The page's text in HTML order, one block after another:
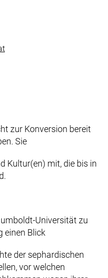
, 1 KB (öffnet neues Fenster)
zur Konversion bereit
Sie
Kultur(en) mit, die bis in
Universität zu
einen Blick
der sephardischen
vor welchen